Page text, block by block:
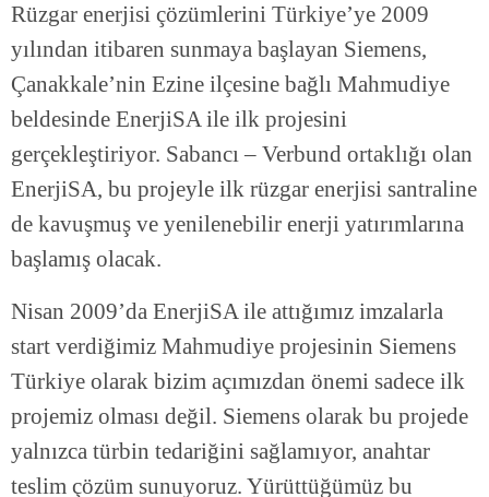
Rüzgar enerjisi çözümlerini Türkiye’ye 2009
yılından itibaren sunmaya başlayan Siemens,
Çanakkale’nin Ezine ilçesine bağlı Mahmudiye
beldesinde EnerjiSA ile ilk projesini
gerçekleştiriyor. Sabancı – Verbund ortaklığı olan
EnerjiSA, bu projeyle ilk rüzgar enerjisi santraline
de kavuşmuş ve yenilenebilir enerji yatırımlarına
başlamış olacak.
Nisan 2009’da EnerjiSA ile attığımız imzalarla
start verdiğimiz Mahmudiye projesinin Siemens
Türkiye olarak bizim açımızdan önemi sadece ilk
projemiz olması değil. Siemens olarak bu projede
yalnızca türbin tedariğini sağlamıyor, anahtar
teslim çözüm sunuyoruz. Yürüttüğümüz bu